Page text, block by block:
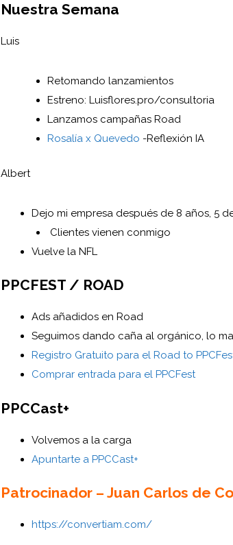
Nuestra Semana
Luis
Retomando lanzamientos
Estreno: Luisflores.pro/consultoria
Lanzamos campañas Road
Rosalía x Quevedo -Reflexión IA
Albert
Dejo mi empresa después de 8 años, 5
Clientes vienen conmigo
Vuelve la NFL
PPCFEST / ROAD
Ads añadidos en Road
Seguimos dando caña al orgánico, lo
Registro Gratuito para el Road to
Comprar entrada para el PPCFest
PPCCast+
Volvemos a la carga
Apuntarte a PPCCast+
Patrocinador – Juan Carlos de
https://convertiam.com/